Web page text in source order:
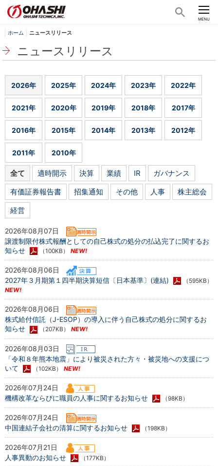
CLOSE
MENU
ホーム ニュースリリース
ニュースリリース
2026年 2025年 2024年 2023年 2022年
2021年 2020年 2019年 2018年 2017年
2016年 2015年 2014年 2013年 2012年
2011年 2010年
全て 適時開示 決算 業績 IR
ガバナンス
有価証券報告書
招集通知 その他 人事
株主総会
経営
2026年08月07日
譲渡制限付株式報酬としての自己株式の処分の払込完了に関するお
知らせ
（100KB）
2026年08月06日
2027年３月期第１四半期決算短信〔日本基準〕(連結)
（595KB）
2026年08月06日
株式給付信託（J-ESOP）の導入に伴う自己株式の処分に関するお
知らせ
（207KB）
2026年08月03日
「令和８年熊本地震」により被災された方々・被災地への支援につ
いて
（102KB）
2026年07月24日
機構改革ならびに職員の人事に関するお知らせ
（98KB）
2026年07月24日
中国連結子会社の清算に関するお知らせ
（198KB）
2026年07月21日
人事異動のお知らせ
（177KB）